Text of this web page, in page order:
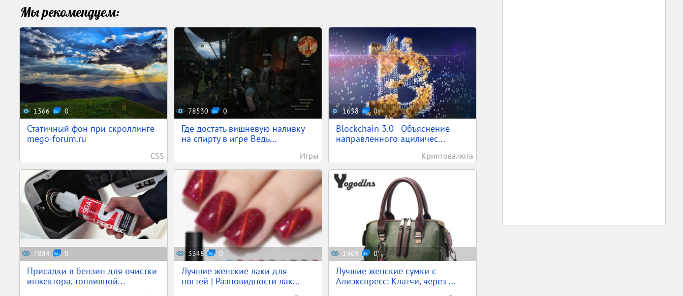
Мы рекомендуем:
1366 0
Статичный фон при скроллинге -
mego-forum.ru
CSS
78530 0
Где достать вишневую наливку
на спирту в игре Ведь...
Игры
1658 0
Blockchain 3.0 - Объяснение
направленного ациличес...
Криптовалюта
7884 0
Присадки в бензин для очистки
инжектора, топливной...
3348 0
Лучшие женские лаки для
ногтей | Разновидности лак...
1469 0
Лучшие женские сумки с
Алиэкспресс: Клатчи, через ...